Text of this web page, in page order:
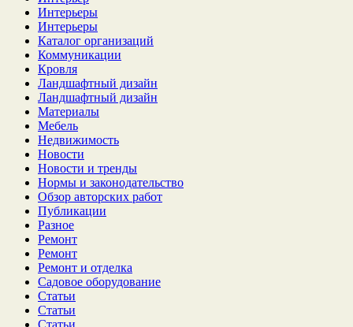
Интерьеры
Интерьеры
Каталог организаций
Коммуникации
Кровля
Ландшафтный дизайн
Ландшафтный дизайн
Материалы
Мебель
Недвижимость
Новости
Новости и тренды
Нормы и законодательство
Обзор авторских работ
Публикации
Разное
Ремонт
Ремонт
Ремонт и отделка
Садовое оборудование
Статьи
Статьи